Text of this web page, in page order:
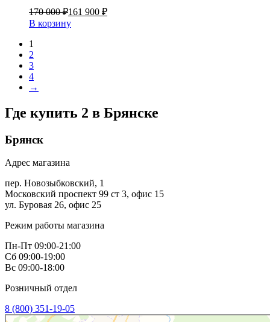
170 000 ₽161 900 ₽
В корзину
1
2
3
4
→
Где купить 2 в Брянске
Брянск
Адрес магазина
пер. Новозыбковский, 1
Московский проспект 99 ст 3, офис 15
ул. Буровая 26, офис 25
Режим работы магазина
Пн-Пт 09:00-21:00
Сб 09:00-19:00
Вс 09:00-18:00
Розничный отдел
8 (800) 351-19-05